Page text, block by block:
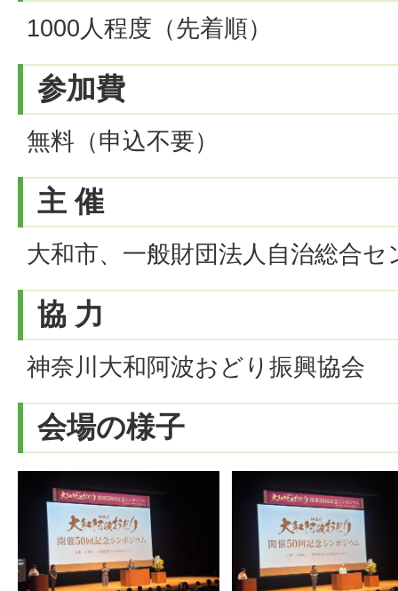
1000人程度（先着順）
参加費
無料（申込不要）
主 催
大和市、一般財団法人自治総合セ
協 力
神奈川大和阿波おどり振興協会
会場の様子